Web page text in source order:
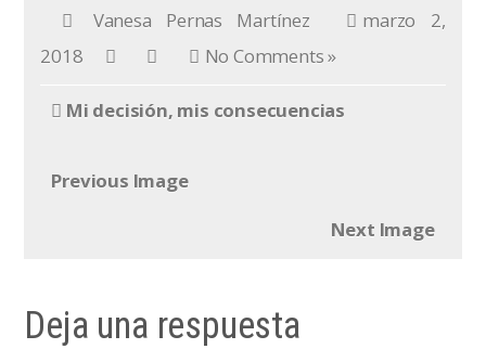
Vanesa Pernas Martínez
marzo 2,
2018
No Comments »
Mi decisión, mis consecuencias
Previous Image
Next Image
Deja una respuesta